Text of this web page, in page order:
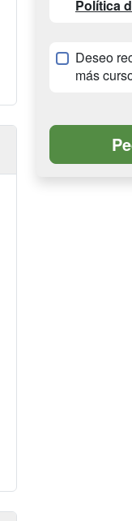
Política
Deseo
más